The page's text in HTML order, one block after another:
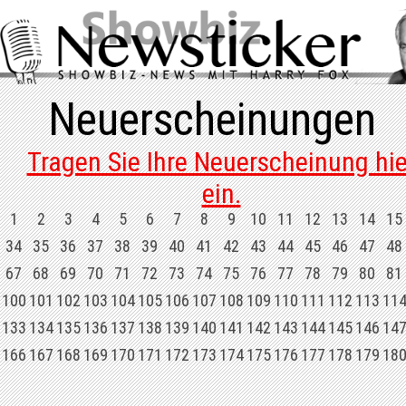
Neuerscheinungen
Tragen Sie Ihre Neuerscheinung
ein.
1 2 3 4 5 6 7 8 9 10 11 12 13 14 15
34 35 36 37 38 39 40 41 42 43 44 45 46 47 48
67 68 69 70 71 72 73 74 75 76 77 78 79 80 81
100101102103104105106107108109110111112113114
133134135136137138139140141142143144145146147
166167168169170171172173174175176177178179180